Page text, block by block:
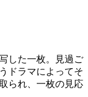
した一枚。見過ご
ドラマによってそ
られ、一枚の見応